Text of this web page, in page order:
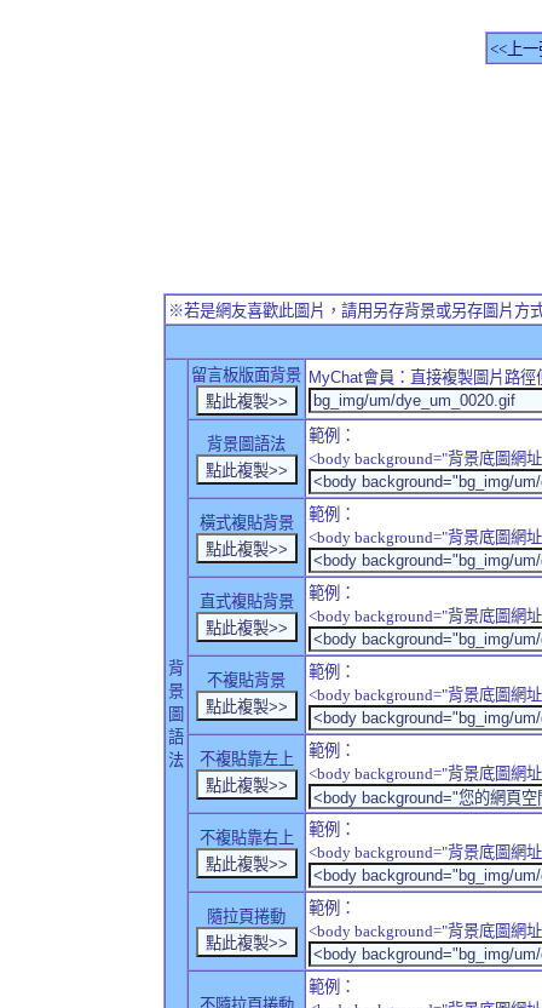
<<上一
※若是網友喜歡此圖片，請用另存背景或另存圖片方
背
景
圖
語
法
留言板版面背景 MyChat會員：直接複製圖片路
背景圖語法
範例：
<body background="背景底圖網
橫式複貼背景
範例：
<body background="背景底圖網
直式複貼背景
範例：
<body background="背景底圖網
不複貼背景
範例：
<body background="背景底圖網
不複貼靠左上
範例：
<body background="背景底圖網
不複貼靠右上
範例：
<body background="背景底圖網
隨拉頁捲動
範例：
<body background="背景底圖網
範例：